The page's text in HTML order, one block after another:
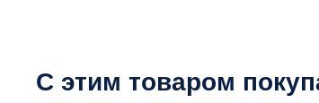
С этим товаром